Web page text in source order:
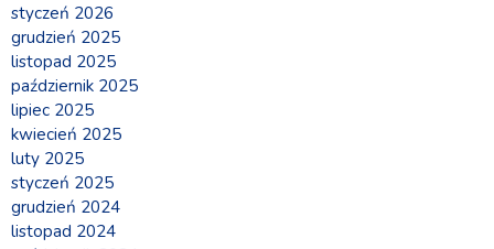
styczeń 2026
grudzień 2025
listopad 2025
październik 2025
lipiec 2025
kwiecień 2025
luty 2025
styczeń 2025
grudzień 2024
listopad 2024